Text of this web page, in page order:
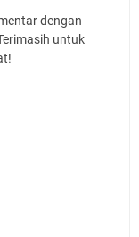
dengan
untuk